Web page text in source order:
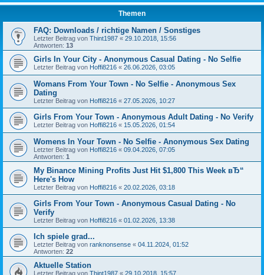
Themen
FAQ: Downloads / richtige Namen / Sonstiges
Letzter Beitrag von Thint1987 « 29.10.2018, 15:56
Antworten: 13
Girls In Your City - Anonymous Casual Dating - No Selfie
Letzter Beitrag von Hoffi8216 « 26.06.2026, 03:05
Womans From Your Town - No Selfie - Anonymous Sex
Dating
Letzter Beitrag von Hoffi8216 « 27.05.2026, 10:27
Girls From Your Town - Anonymous Adult Dating - No Verify
Letzter Beitrag von Hoffi8216 « 15.05.2026, 01:54
Womens In Your Town - No Selfie - Anonymous Sex Dating
Letzter Beitrag von Hoffi8216 « 09.04.2026, 07:05
Antworten: 1
My Binance Mining Profits Just Hit $1,800 This Week вЂ“
Here's How
Letzter Beitrag von Hoffi8216 « 20.02.2026, 03:18
Girls From Your Town - Anonymous Casual Dating - No
Verify
Letzter Beitrag von Hoffi8216 « 01.02.2026, 13:38
Ich spiele grad...
Letzter Beitrag von ranknonsense « 04.11.2024, 01:52
Antworten: 22
Aktuelle Station
Letzter Beitrag von Thint1987 « 29.10.2018, 15:57